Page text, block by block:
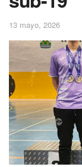
13 mayo, 2026